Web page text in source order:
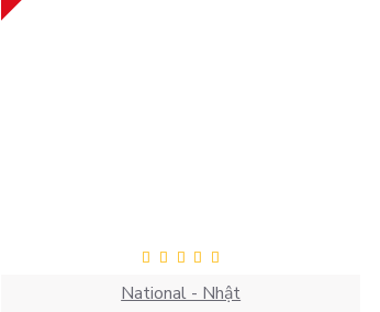
National - Nhật